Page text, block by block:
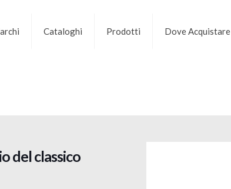
Cataloghi Prodotti Dove Acquistare
del classico